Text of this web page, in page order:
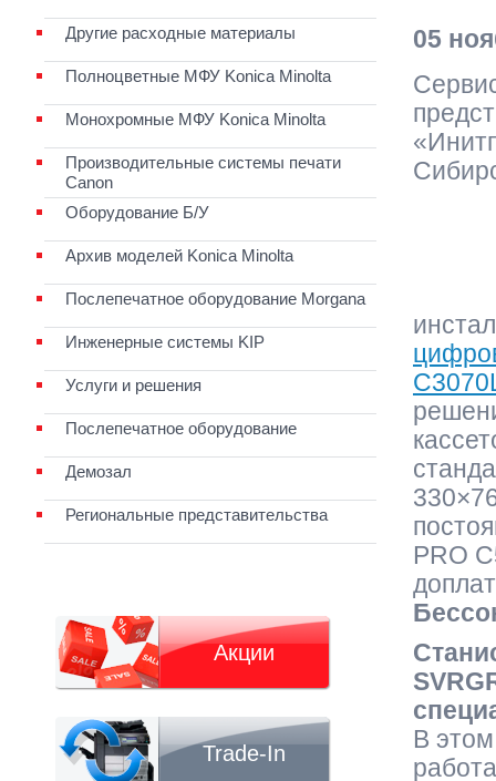
05
PRO
В
Другие расходные материалы
Полноцветные МФУ Konica Minolta
Монохромные МФУ Konica Minolta
Производительные системы печати
Canon
Оборудование Б/У
Архив моделей Konica Minolta
Послепечатное оборудование Morgana
Инженерные системы KIP
Услуги и решения
Послепечатное оборудование
Демозал
Региональные представительства
Акции
Trade-In